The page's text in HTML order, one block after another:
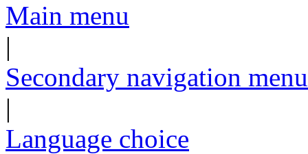
Main menu
|
Secondary navigation menu
|
Language choice